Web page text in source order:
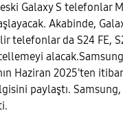
Galaxy S telefonlar
Akabinde,
da S24 FE,
Haziran 2025'ten
paylaştı.